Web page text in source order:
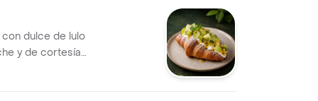
dulce de lulo
y de cortesía